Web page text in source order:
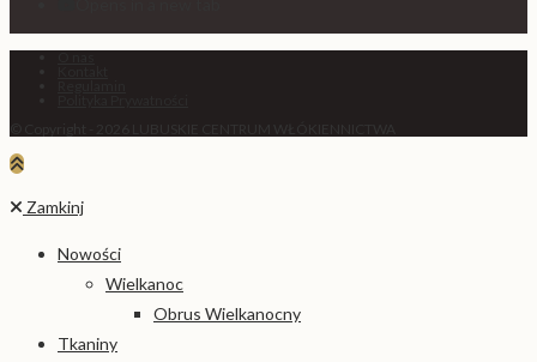
Zamkinj
Nowości
Wielkanoc
Obrus Wielkanocny
Tkaniny